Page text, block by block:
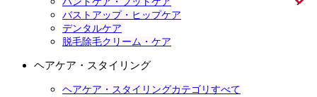
バストアップ・ヒップケア
デンタルケア
脱毛除毛クリーム・ケア
ヘアケア・スタイリング
ヘアケア・スタイリングカテゴリすべて